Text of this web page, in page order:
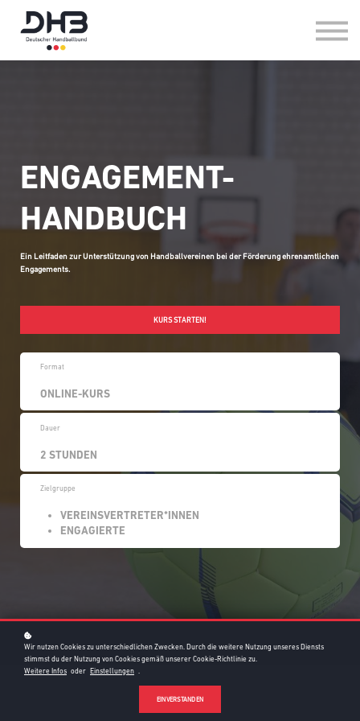
HANDBALL IN DER SCHULE
FAQ
ENGAGEMENT-
HANDBUCH
Ein Leitfaden zur Unterstützung von Handballvereinen bei der Förderung ehrenamtlichen
Engagements.
KURS STARTEN!
Format
ONLINE-KURS
Dauer
2 STUNDEN
Zielgruppe
VEREINSVERTRETER*INNEN
ENGAGIERTE
Wir nutzen Cookies zu unterschiedlichen Zwecken. Durch die weitere Nutzung unseres Diensts
stimmst du der Nutzung von Cookies gemäß unserer Cookie-Richtlinie zu.
Weitere Infos oder Einstellungen .
EINVERSTANDEN